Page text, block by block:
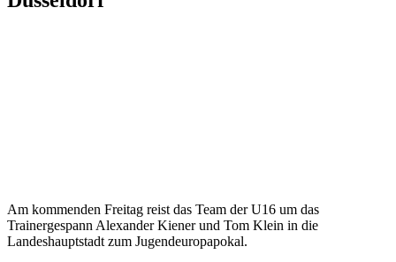
Am kommenden Freitag reist das Team der U16 um das
Trainergespann Alexander Kiener und Tom Klein in die
Landeshauptstadt zum Jugendeuropapokal.